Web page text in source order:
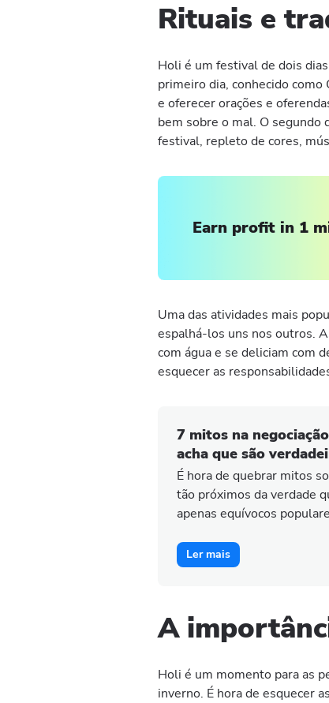
Rituais e
Holi é um festival de dois
primeiro dia, conhecido
e oferecer orações e
bem sobre o mal. O segundo
festival, repleto de cores,
Earn profit in 1
Uma das atividades mais
espalhá-los uns nos outros.
com água e se deliciam com
esquecer as
7 mitos na
acha que são
É hora de quebrar mitos
tão próximos da verdade
apenas equívocos
Ler mais
A
Holi é um momento para as
inverno. É hora de esquecer